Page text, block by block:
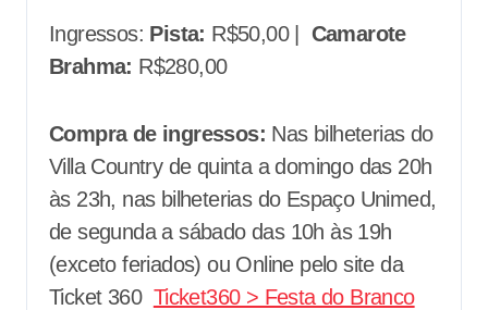
Ingressos: Pista: R$50,00 | Camarote
Brahma: R$280,00
Compra de ingressos: Nas bilheterias do
Villa Country de quinta a domingo das 20h
às 23h, nas bilheterias do Espaço Unimed,
de segunda a sábado das 10h às 19h
(exceto feriados) ou Online pelo site da
Ticket 360 Ticket360 > Festa do Branco